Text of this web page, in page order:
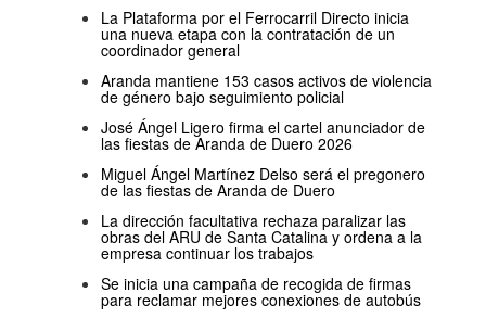
La Plataforma por el Ferrocarril Directo inicia
una nueva etapa con la contratación de un
coordinador general
Aranda mantiene 153 casos activos de violencia
de género bajo seguimiento policial
José Ángel Ligero firma el cartel anunciador de
las fiestas de Aranda de Duero 2026
Miguel Ángel Martínez Delso será el pregonero
de las fiestas de Aranda de Duero
La dirección facultativa rechaza paralizar las
obras del ARU de Santa Catalina y ordena a la
empresa continuar los trabajos
Se inicia una campaña de recogida de firmas
para reclamar mejores conexiones de autobús